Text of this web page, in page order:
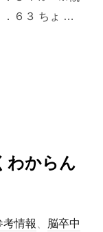
．６３ ちょ …
07 システムトレード（
わからん
考情報
脳卒中